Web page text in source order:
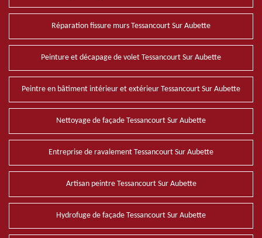
Réparation fissure murs Tessancourt Sur Aubette
Peinture et décapage de volet Tessancourt Sur Aubette
Peintre en bâtiment intérieur et extérieur Tessancourt Sur Aubette
Nettoyage de façade Tessancourt Sur Aubette
Entreprise de ravalement Tessancourt Sur Aubette
Artisan peintre Tessancourt Sur Aubette
Hydrofuge de façade Tessancourt Sur Aubette